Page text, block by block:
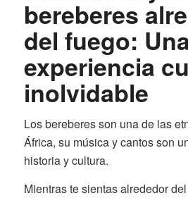
bereberes
del fuego:
experiencia
inolvidable
Los bereberes son una de las
África, su música y cantos son
historia y cultura.
Mientras te sientas alrededor